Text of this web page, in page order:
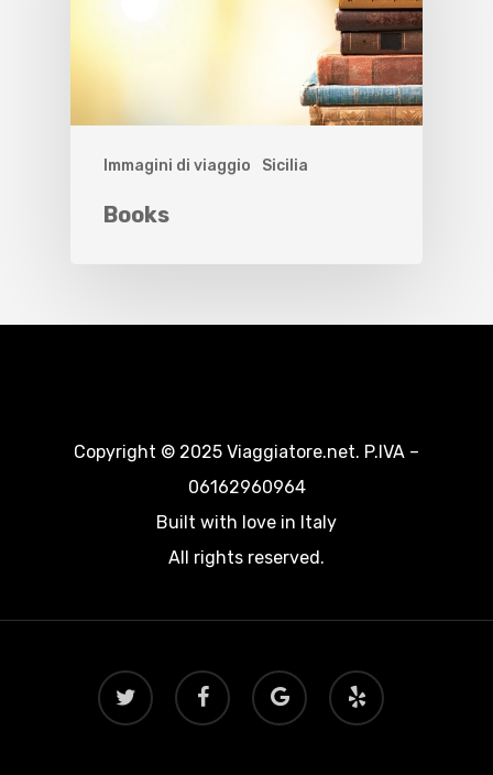
Immagini di viaggio Sicilia
Books
Copyright © 2025 Viaggiatore.net. P.IVA –
06162960964
Built with love in Italy
All rights reserved.
twitter facebook
google-
plus
yelp